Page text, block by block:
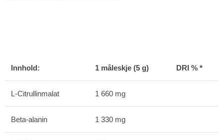
Innhold: 1 måleskje (5 g) DRI % *
L-Citrullinmalat 1 660 mg
Beta-alanin 1 330 mg